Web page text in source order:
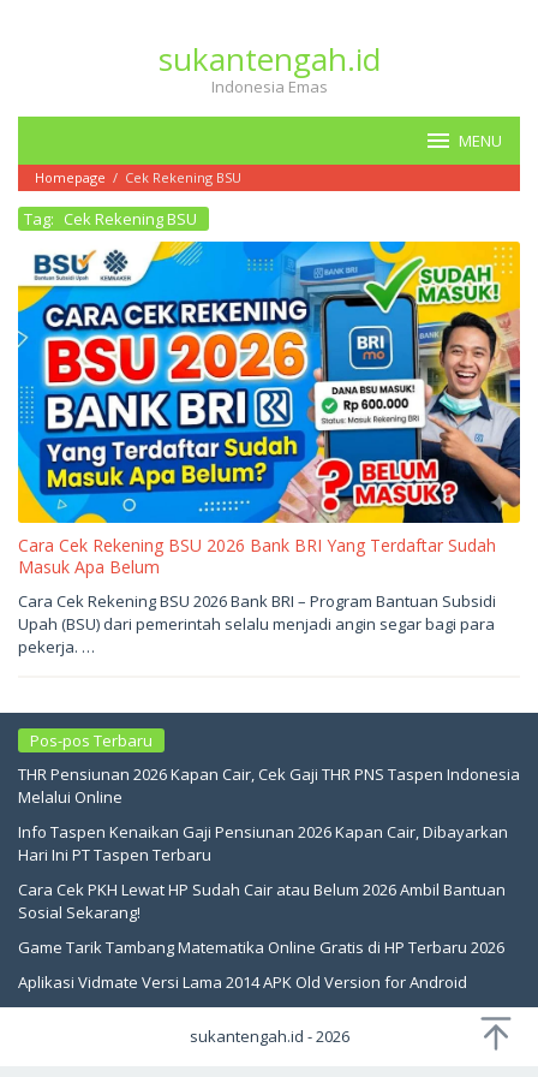
sukantengah.id
Indonesia Emas
MENU
Homepage / Cek Rekening BSU
Tag: Cek Rekening BSU
Cara Cek Rekening BSU 2026 Bank BRI Yang Terdaftar Sudah
Masuk Apa Belum
Mei
18,
2026
oleh
sukantengah
Cara Cek Rekening BSU 2026 Bank BRI – Program Bantuan Subsidi
Upah (BSU) dari pemerintah selalu menjadi angin segar bagi para
pekerja. …
Pos-pos Terbaru
THR Pensiunan 2026 Kapan Cair, Cek Gaji THR PNS Taspen Indonesia
Melalui Online
Info Taspen Kenaikan Gaji Pensiunan 2026 Kapan Cair, Dibayarkan
Hari Ini PT Taspen Terbaru
Cara Cek PKH Lewat HP Sudah Cair atau Belum 2026 Ambil Bantuan
Sosial Sekarang!
Game Tarik Tambang Matematika Online Gratis di HP Terbaru 2026
Aplikasi Vidmate Versi Lama 2014 APK Old Version for Android
sukantengah.id - 2026